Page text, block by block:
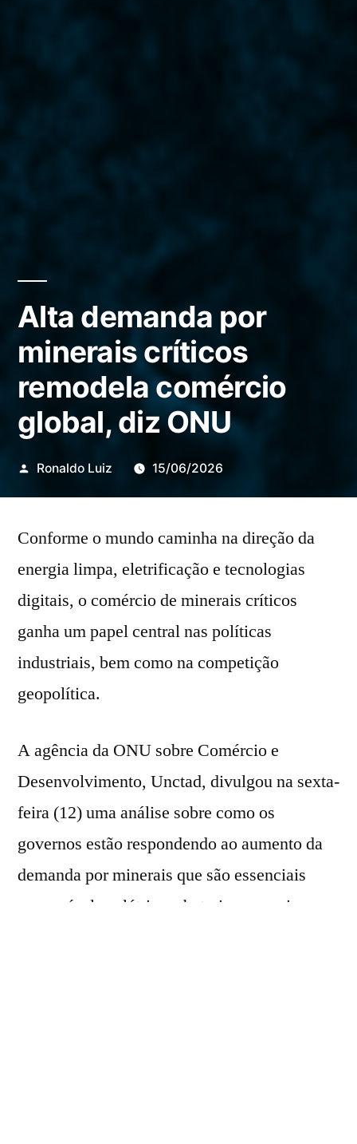
Alta demanda por
minerais críticos
remodela comércio
global, diz ONU
Publicado
Ronaldo Luiz 15/06/2026
Conforme o mundo caminha na direção da
energia limpa, eletrificação e tecnologias
digitais, o comércio de minerais críticos
ganha um papel central nas políticas
industriais, bem como na competição
geopolítica.
A agência da ONU sobre Comércio e
Desenvolvimento, Unctad, divulgou na sexta-
feira (12) uma análise sobre como os
governos estão respondendo ao aumento da
demanda por minerais que são essenciais
para veículos elétricos, baterias, energia